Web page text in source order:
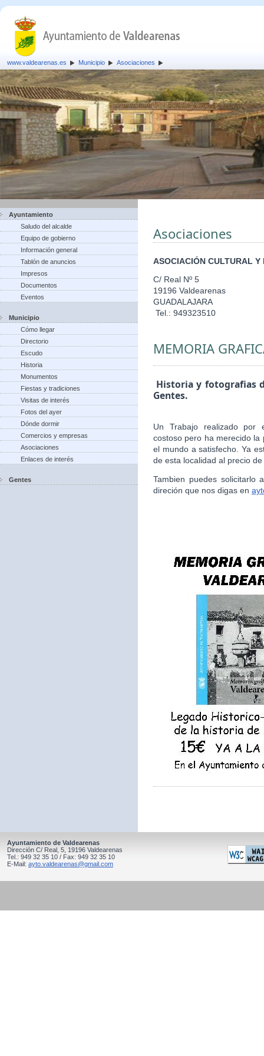
www.valdearenas.es Municipio Asociaciones
Ayuntamiento
Saludo del alcalde
Equipo de gobierno
Información general
Tablón de anuncios
Impresos
Documentos
Eventos
Municipio
Cómo llegar
Directorio
Escudo
Historia
Monumentos
Fiestas y tradiciones
Visitas de interés
Fotos del ayer
Dónde dormir
Comercios y empresas
Asociaciones
Enlaces de interés
Gentes
Asociaciones
ASOCIACIÓN CULTURAL Y
C/ Real Nº 5
19196 Valdearenas
GUADALAJARA
Tel.: 949323510
MEMORIA
Historia y fotografias
Gentes.
Un Trabajo realizado por
costoso pero ha merecido
el mundo a satisfecho. Ya
de esta localidad al precio
Tambien puedes
direción que nos digas en
Ayuntamiento de Valdearenas
Dirección C/ Real, 5, 19196 Valdearenas
Tel.: 949 32 35 10 / Fax: 949 32 35 10
E-Mail: ayto.valdearenas@gmail.com